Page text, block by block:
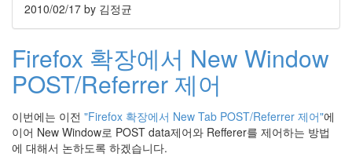
2010/02/17 by 김정균
Firefox 확장에서 New Window
POST/Referrer 제어
이번에는 이전 "Firefox 확장에서 New Tab POST/Referrer 제어"에
이어 New Window로 POST data제어와 Refferer를 제어하는 방법
에 대해서 논하도록 하겠습니다.
스
AnNyung
Firefox
Mozilla
군
이